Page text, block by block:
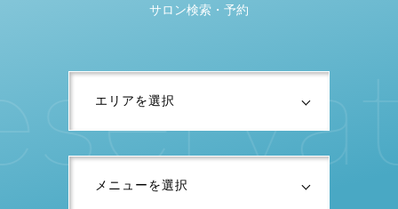
サロン検索・予約
serva